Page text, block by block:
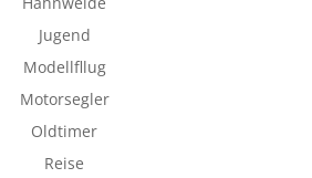
Jugend
Modellfllug
Motorsegler
Oldtimer
Reise